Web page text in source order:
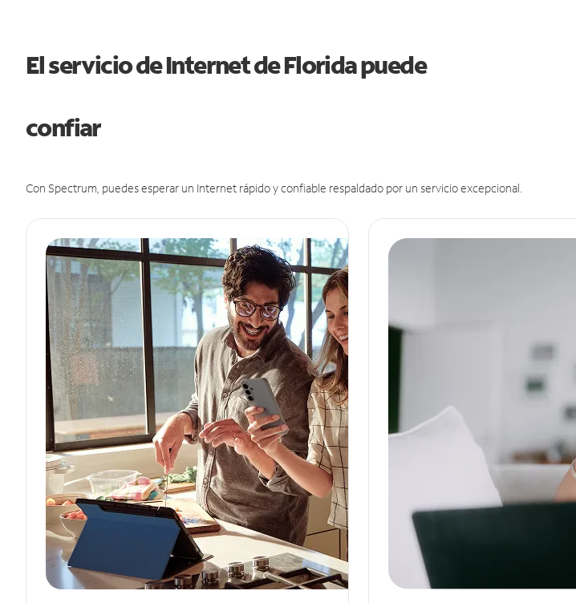
El servicio de Internet de Florida puede
confiar
Con Spectrum, puedes esperar un Internet rápido y confiable respaldado por un servicio excepcional.